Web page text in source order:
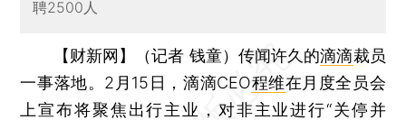
聘2500人
【财新网】（记者 钱童） 传闻许久的滴滴裁员
一事落地。2月15日，滴滴CEO程维在月度全员会
上宣布将聚焦出行主业，对非主业进行“关停并